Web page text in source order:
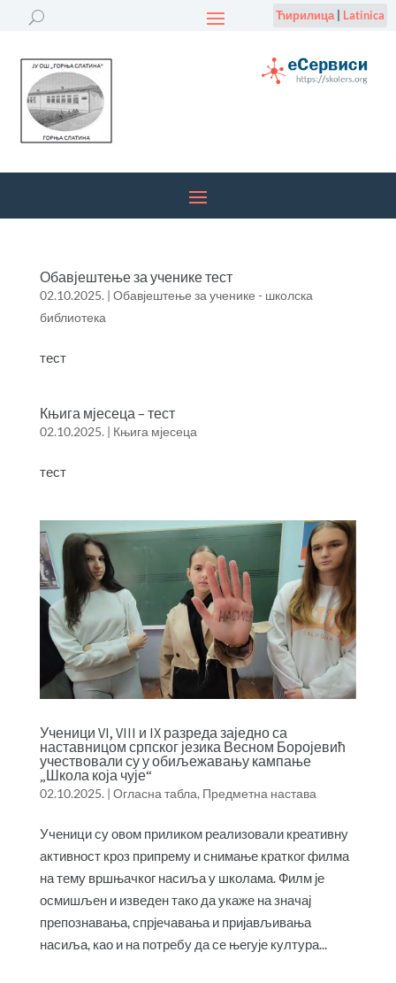
Ћирилица| Latinica
Обавјештење за ученике тест
02.10.2025. | Обавјештење за ученике - школска
библиотека
тест
Књига мјесеца – тест
02.10.2025. | Књига мјесеца
тест
Ученици VI, VIII и IX разреда заједно са
наставницом српског језика Весном Боројевић
учествовали су у обиљежавању кампање
„Школа која чује“
02.10.2025. | Огласна табла, Предметна настава
Ученици су овом приликом реализовали креативну
активност кроз припрему и снимање кратког филма
на тему вршњачког насиља у школама. Филм је
осмишљен и изведен тако да укаже на значај
препознавања, спрјечавања и пријављивања
насиља, као и на потребу да се његује култура...